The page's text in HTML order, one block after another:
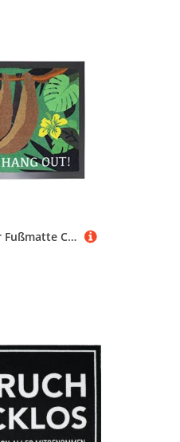
Close Up - Faultier Fußmatte Come in & Hang Out | Türmatte 60 x 40 cm